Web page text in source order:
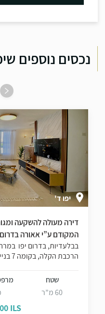
נכסים נוספים
יפו ד'
דירה מעולה להשקעה
המקודם ע”י אאורה בדרום
הרכבת הקלה, בקומה 7 בניין מטופח...
שטח
60 מ”ר
ILS